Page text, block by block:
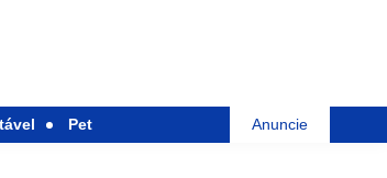
Pet Anuncie